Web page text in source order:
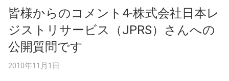
皆様からのコメント4-株式会社日本レ
ジストリサービス（JPRS）さんへの
公開質問です
2010年11月1日